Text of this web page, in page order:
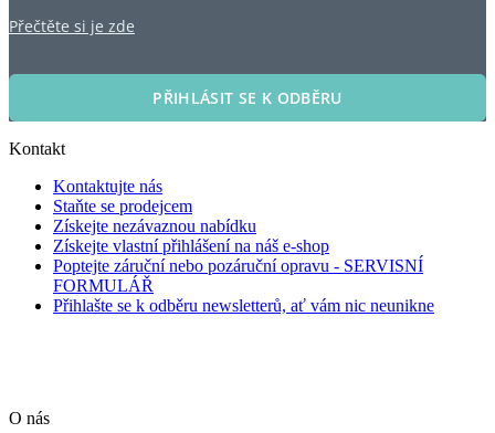
Přečtěte si je zde
PŘIHLÁSIT SE K ODBĚRU
Kontakt
Kontaktujte nás
Staňte se prodejcem
Získejte nezávaznou nabídku
Získejte vlastní přihlášení na náš e-shop
Poptejte záruční nebo pozáruční opravu - SERVISNÍ
FORMULÁŘ
Přihlašte se k odběru newsletterů, ať vám nic neunikne
O nás